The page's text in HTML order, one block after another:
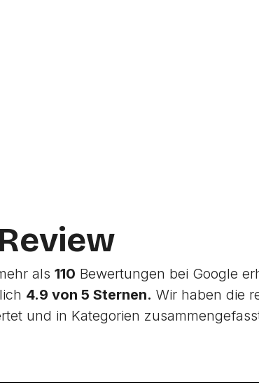
als110 Bewertungen bei Google
4.9 von 5 Sternen. Wir haben die
und in Kategorien